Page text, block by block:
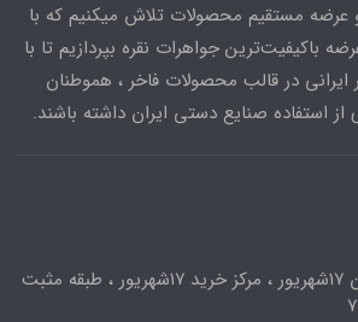
و عرضه مستقیم محصولات تلاش میکنیم که با
باکیفیت‌ترین جواهرات نقره بپردازیم تا با
در قالب محصولات فاخر ، هموطنان
استفاده صنایع دستی ایران داشته باشند.
مشهد ، میدان ۱۷شهریور ، مرکز خرید ۱۷شهریور ، طبقه مثبت